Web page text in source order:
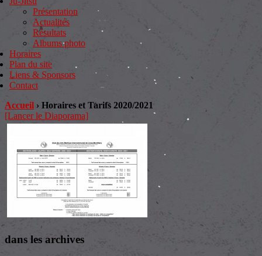
Présentation
Actualités
Résultats
Albums photo
Horaires
Plan du site
Liens & Sponsors
Contact
Accueil › Horaires et Tarifs 2020/2021
[Lancer le Diaporama]
dans les archives